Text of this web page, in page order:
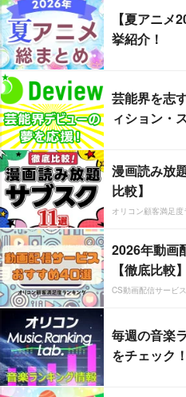
【夏アニ
挙紹介！
芸能界を志
ィション・
漫画読み放
比較】
オリコン顧客満足
2026年動画
【徹底比較】
CS動画配信サービ
毎週の音楽
をチェック！